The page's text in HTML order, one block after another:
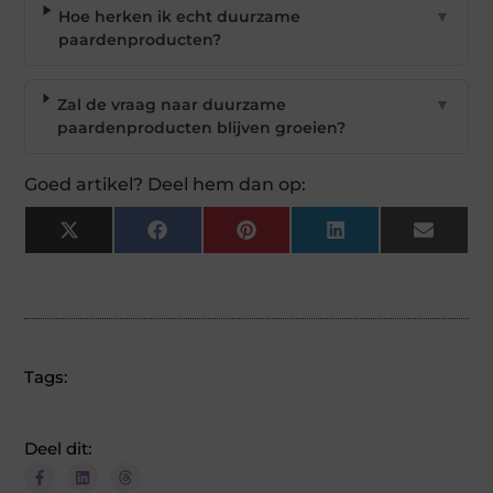
Hoe herken ik echt duurzame
paardenproducten?
▼
Zal de vraag naar duurzame
paardenproducten blijven groeien?
▼
Goed artikel? Deel hem dan op:
X
(Twitter)
Facebook Pinterest LinkedIn Email
Tags:
Deel dit: